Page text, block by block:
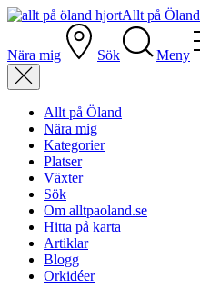
Allt på Öland
Nära mig Sök Meny
Allt på Öland
Nära mig
Kategorier
Platser
Växter
Sök
Om alltpaoland.se
Hitta på karta
Artiklar
Blogg
Orkidéer